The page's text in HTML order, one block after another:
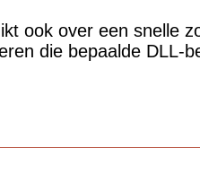
ook over een snelle
die bepaalde DLL-